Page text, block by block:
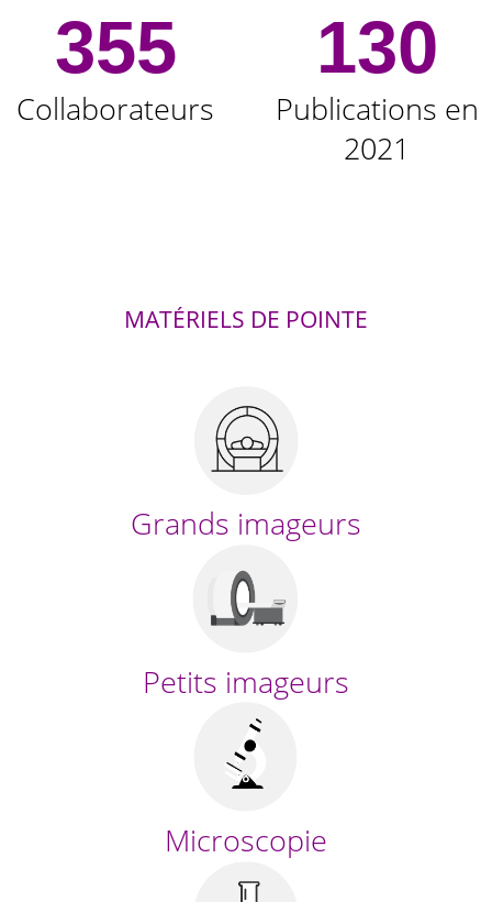
355
Collaborateurs
130
Publications en
2021
MATÉRIELS DE POINTE
Grands imageurs
Petits imageurs
Microscopie